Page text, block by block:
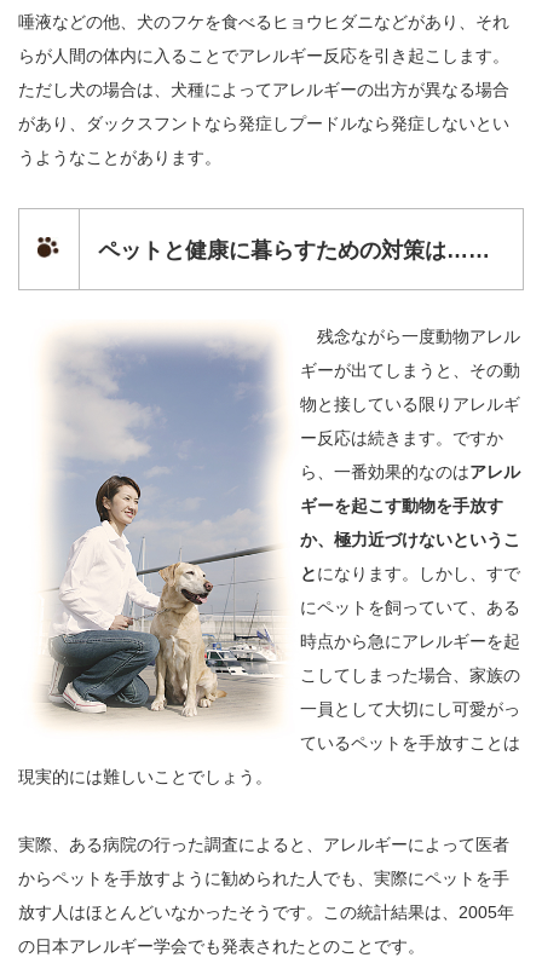
唾液などの他、犬のフケを食べるヒョウヒダニなどがあり、それ
らが人間の体内に入ることでアレルギー反応を引き起こします。
ただし犬の場合は、犬種によってアレルギーの出方が異なる場合
があり、ダックスフントなら発症しプードルなら発症しないとい
うようなことがあります。
ペットと健康に暮らすための対策は……
残念ながら一度動物アレル
ギーが出てしまうと、その動
物と接している限りアレルギ
ー反応は続きます。ですか
ら、一番効果的なのはアレル
ギーを起こす動物を手放す
か、極力近づけないというこ
とになります。しかし、すで
にペットを飼っていて、ある
時点から急にアレルギーを起
こしてしまった場合、家族の
一員として大切にし可愛がっ
ているペットを手放すことは
現実的には難しいことでしょう。
実際、ある病院の行った調査によると、アレルギーによって医者
からペットを手放すように勧められた人でも、実際にペットを手
放す人はほとんどいなかったそうです。この統計結果は、2005年
の日本アレルギー学会でも発表されたとのことです。